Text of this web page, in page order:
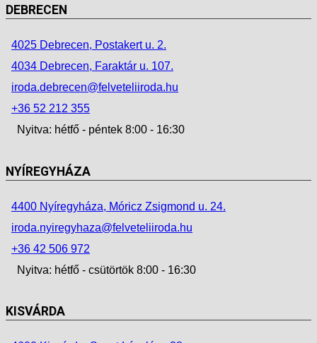
DEBRECEN
4025 Debrecen, Postakert u. 2.
4034 Debrecen, Faraktár u. 107.
iroda.debrecen@felveteliiroda.hu
+36 52 212 355
Nyitva: hétfő - péntek 8:00 - 16:30
NYÍREGYHÁZA
4400 Nyíregyháza, Móricz Zsigmond u. 24.
iroda.nyiregyhaza@felveteliiroda.hu
+36 42 506 972
Nyitva: hétfő - csütörtök 8:00 - 16:30
KISVÁRDA